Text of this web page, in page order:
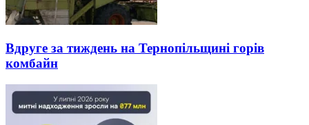
Вдруге за тиждень на Тернопільщині горів
комбайн